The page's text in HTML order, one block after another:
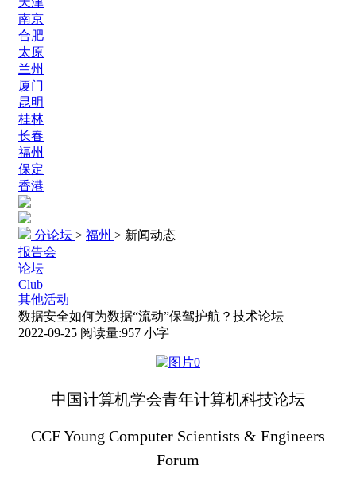
南京
合肥
太原
兰州
厦门
昆明
桂林
长春
福州
保定
香港
分论坛 > 福州 > 新闻动态
报告会
论坛
Club
其他活动
数据安全如何为数据“流动”保驾护航？技术论坛
2022-09-25 阅读量:957 小字
中国计算机学会青年计算机科技论坛
CCF Young Computer Scientists & Engineers
Forum